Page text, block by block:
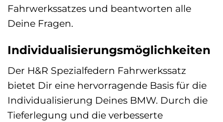
Fahrwerkssatzes und beantworten alle
Deine Fragen.
Individualisierungsmöglichkeiten
Der H&R Spezialfedern Fahrwerkssatz
bietet Dir eine hervorragende Basis für die
Individualisierung Deines BMW. Durch die
Tieferlegung und die verbesserte